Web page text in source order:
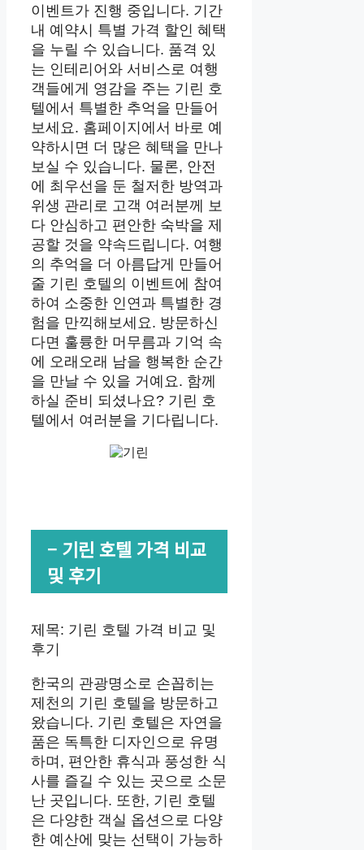
이벤트가 진행 중입니다. 기간
내 예약시 특별 가격 할인 혜택
을 누릴 수 있습니다. 품격 있
는 인테리어와 서비스로 여행
객들에게 영감을 주는 기린 호
텔에서 특별한 추억을 만들어
보세요. 홈페이지에서 바로 예
약하시면 더 많은 혜택을 만나
보실 수 있습니다. 물론, 안전
에 최우선을 둔 철저한 방역과
위생 관리로 고객 여러분께 보
다 안심하고 편안한 숙박을 제
공할 것을 약속드립니다. 여행
의 추억을 더 아름답게 만들어
줄 기린 호텔의 이벤트에 참여
하여 소중한 인연과 특별한 경
험을 만끽해보세요. 방문하신
다면 훌륭한 머무름과 기억 속
에 오래오래 남을 행복한 순간
을 만날 수 있을 거예요. 함께
하실 준비 되셨나요? 기린 호
텔에서 여러분을 기다립니다.
– 기린 호텔 가격 비교
및 후기
제목: 기린 호텔 가격 비교 및
후기
한국의 관광명소로 손꼽히는
제천의 기린 호텔을 방문하고
왔습니다. 기린 호텔은 자연을
품은 독특한 디자인으로 유명
하며, 편안한 휴식과 풍성한 식
사를 즐길 수 있는 곳으로 소문
난 곳입니다. 또한, 기린 호텔
은 다양한 객실 옵션으로 다양
한 예산에 맞는 선택이 가능하